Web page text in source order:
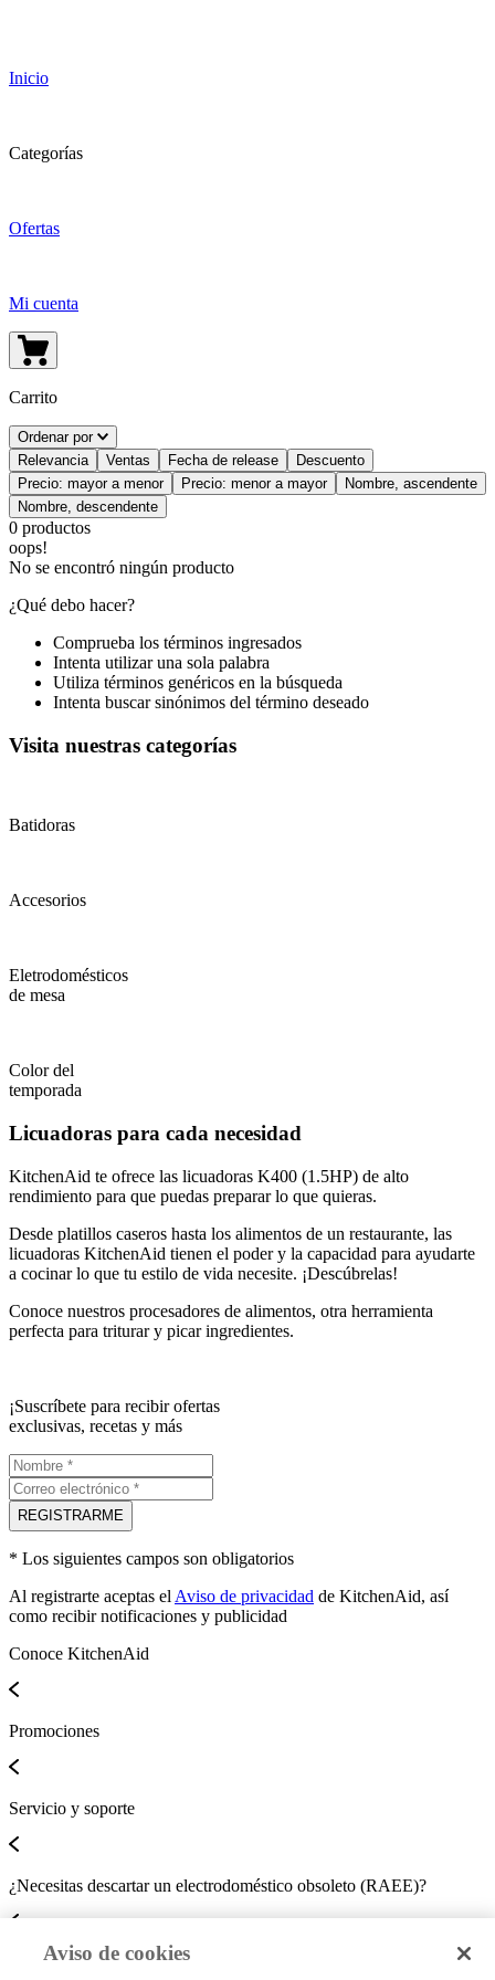
Inicio
Categorías
Ofertas
Mi cuenta
Carrito
Ordenar por
Relevancia
Ventas Fecha de release
Descuento
Precio: mayor a menor
Precio: menor a mayor
Nombre, ascendente
Nombre, descendente
0 productos
oops!
No se encontró ningún producto
¿Qué debo hacer?
Comprueba los términos ingresados
Intenta utilizar una sola palabra
Utiliza términos genéricos en la búsqueda
Intenta buscar sinónimos del término deseado
Visita nuestras categorías
Batidoras
Accesorios
Eletrodomésticos
de mesa
Color del
temporada
Licuadoras para cada necesidad
KitchenAid te ofrece las licuadoras K400 (1.5HP) de alto
rendimiento para que puedas preparar lo que quieras.
Desde platillos caseros hasta los alimentos de un restaurante, las
licuadoras KitchenAid tienen el poder y la capacidad para ayudarte
a cocinar lo que tu estilo de vida necesite. ¡Descúbrelas!
Conoce nuestros procesadores de alimentos, otra herramienta
perfecta para triturar y picar ingredientes.
¡Suscríbete para recibir ofertas
exclusivas, recetas y más
REGISTRARME
* Los siguientes campos son obligatorios
Al registrarte aceptas elAviso de privacidad de KitchenAid, así
como recibir notificaciones y publicidad
Conoce KitchenAid
Promociones
Servicio y soporte
¿Necesitas descartar un electrodoméstico obsoleto (RAEE)?
CONTACTA CON NOSOTROS
Aviso de cookies